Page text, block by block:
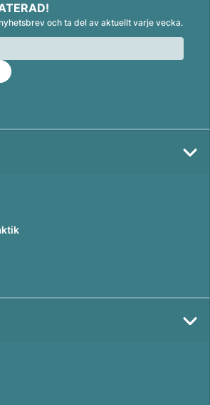
och ta del av aktuellt varje vecka.